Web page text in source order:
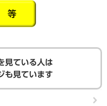
見ている人は
も見ています